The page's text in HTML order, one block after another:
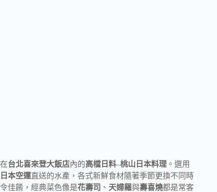
在台北喜來登大飯店內的高檔日料–桃山日本料理 。選用
日本空運直送的水產，各式新鮮食材隨著季節更換不同時
令佳餚，經典菜色像是花壽司 、 天婦羅與壽喜燒都是常客